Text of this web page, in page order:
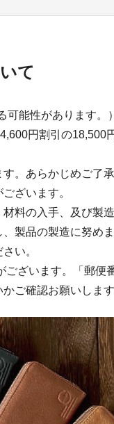
て
能性があります。）
円割引の18,500
。あらかじめご了承
ざいます。
料の入手、及び製
製品の製造に努め
い。
ざいます。「郵便
ご確認お願いします